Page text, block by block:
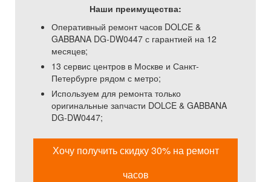
Наши преимущества:
Оперативный ремонт часов DOLCE &
GABBANA DG-DW0447 с гарантией на 12
месяцев;
13 сервис центров в Москве и Санкт-
Петербурге рядом с метро;
Используем для ремонта только
оригинальные запчасти DOLCE & GABBANA
DG-DW0447;
Хочу получить скидку 30% на ремонт
часов